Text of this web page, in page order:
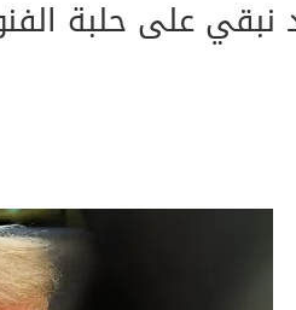
على حلبة